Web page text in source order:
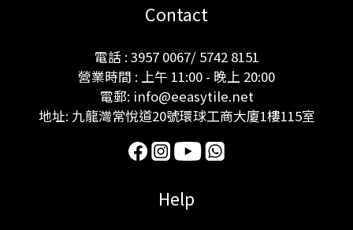
Contact
電話 : 3957 0067/ 5742 8151
營業時間 : 上午 11:00 - 晚上 20:00
電郵: info@eeasytile.net
地址: 九龍灣常悅道20號環球工商大廈1樓115室
Help